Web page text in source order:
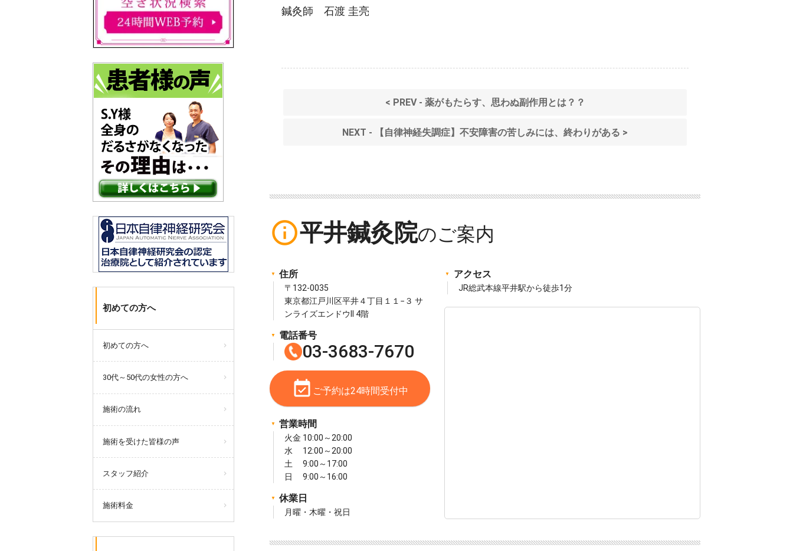
初めての方へ
初めての方へ
30代～50代の女性の方へ
施術の流れ
施術を受けた皆様の声
スタッフ紹介
施術料金
鍼灸師 石渡 圭亮
< PREV - 薬がもたらす、思わぬ副作用とは？？
NEXT - 【自律神経失調症】不安障害の苦しみには、終わりがある >
info_outline平井鍼灸院
住所
〒132-0035
東京都江戸川区平井４丁目１１−３ サ
ンライズエンドウII 4階
電話番号
03-3683-7670
event_available ご予約は24時間受付中
営業時間
火金 10:00～20:00
水 12:00～20:00
土 9:00～17:00
日 9:00～16:00
休業日
月曜・木曜・祝日
アクセス
JR総武本線平井駅から徒歩1分